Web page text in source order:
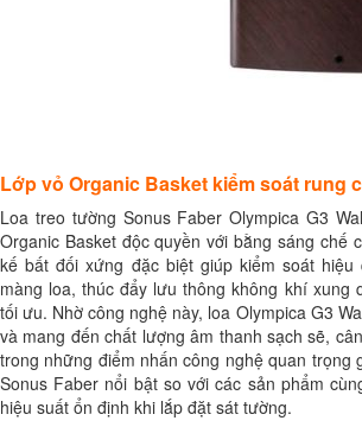
Lớp vỏ Organic Basket kiểm soát rung
Loa treo tường Sonus Faber Olympica G3
Organic Basket độc quyền với bằng sáng chế
kế bất đối xứng đặc biệt giúp kiểm soát
màng loa, thúc đẩy lưu thông không khí xung
tối ưu. Nhờ công nghệ này, loa Olympica G3
và mang đến chất lượng âm thanh sạch sẽ,
trong những điểm nhấn công nghệ quan trọng
Sonus Faber nổi bật so với các sản phẩm
hiệu suất ổn định khi lắp đặt sát tường.